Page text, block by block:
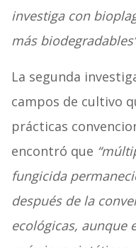
investiga con
más
La segunda
campos de cultivo
prácticas
encontró que
fungicida
después de la
ecológicas, aunque